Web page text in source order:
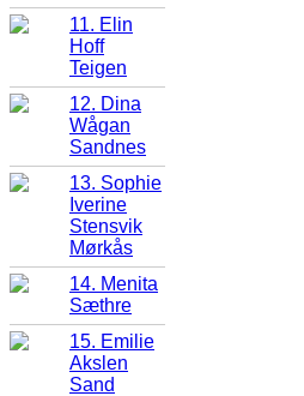
11. Elin
Hoff
Teigen
12. Dina
Wågan
Sandnes
13. Sophie
Iverine
Stensvik
Mørkås
14. Menita
Sæthre
15. Emilie
Akslen
Sand